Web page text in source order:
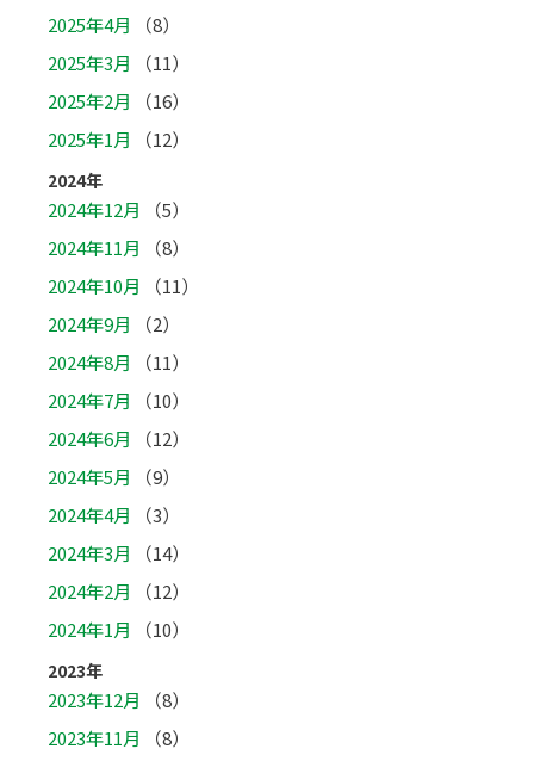
2025年4月
（8）
2025年3月
（11）
2025年2月
（16）
2025年1月
（12）
2024年
2024年12月
（5）
2024年11月
（8）
2024年10月
（11）
2024年9月
（2）
2024年8月
（11）
2024年7月
（10）
2024年6月
（12）
2024年5月
（9）
2024年4月
（3）
2024年3月
（14）
2024年2月
（12）
2024年1月
（10）
2023年
2023年12月
（8）
2023年11月
（8）